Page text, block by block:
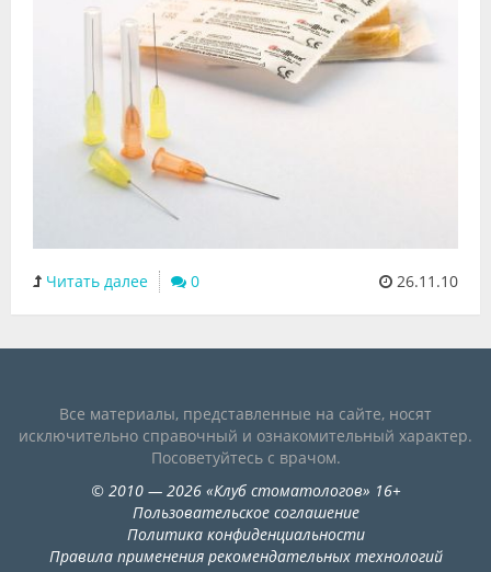
Читать далее 0 26.11.10
Все материалы, представленные на сайте, носят
исключительно справочный и ознакомительный характер.
Посоветуйтесь с врачом.
© 2010— 2026«Клуб стоматологов» 16+
Пользовательское соглашение
Политика конфиденциальности
Правила применения рекомендательных технологий